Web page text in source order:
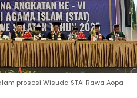
prosesi Wisuda STAI Rawa Aopa